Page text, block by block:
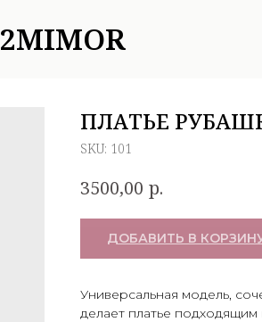
2MIMOR
ПЛАТЬЕ
SKU: 101
3500,00 р.
ДОБАВИТЬ В
Универсальная модель,
делает платье